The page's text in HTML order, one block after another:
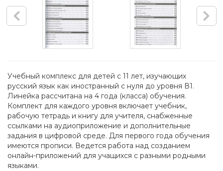
Учебный комплекс для детей с 11 лет, изучающих
русский язык как иностранный с нуля до уровня В1.
Линейка рассчитана на 4 года (класса) обучения.
Комплект для каждого уровня включает учебник,
рабочую тетрадь и книгу для учителя, снабженные
ссылками на аудиоприложение и дополнительные
задания в цифровой среде. Для первого года обучения
имеются прописи. Ведется работа над созданием
онлайн-приложений для учащихся с разными родными
языками.